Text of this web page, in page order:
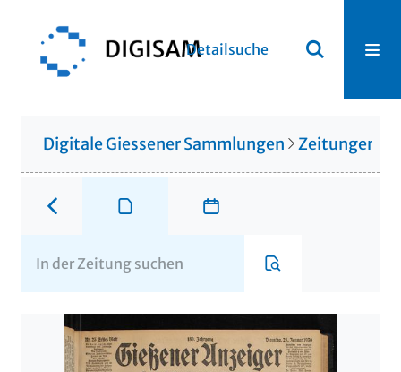
Detailsuche
Digitale Giessener Sammlungen Zeitungen